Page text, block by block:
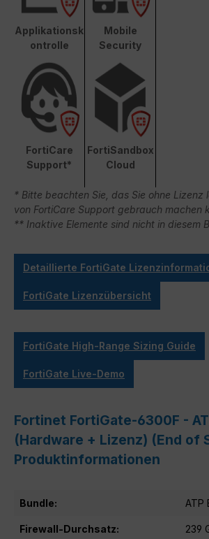
Applikationsk
ontrolle
Mobile
Security
FortiCare
Support*
FortiSandbox
Cloud
* Bitte beachten Sie, das Sie ohne Lizenz
von FortiCare Support gebrauch machen
** Inaktive Elemente sind nicht in diesem
Detaillierte FortiGate
FortiGate Lizenzübersicht
FortiGate High-Range Sizing Guide
FortiGate Live-Demo
Fortinet FortiGate-6300F -
(Hardware + Lizenz) (End of
Produktinformationen
Bundle: ATP
Firewall-Durchsatz: 239